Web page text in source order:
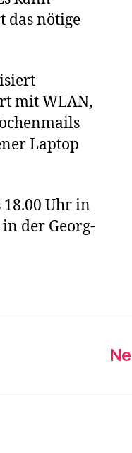
das nötige
mit WLAN,
Laptop
18.00 Uhr in
der Georg-